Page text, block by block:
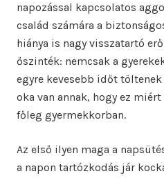
napozással kapcsolatos
család számára a
hiánya is nagy visszatartó
őszinték: nemcsak a
egyre kevesebb időt
oka van annak, hogy ez
főleg gyermekkorban.
Az első ilyen maga a
a napon tartózkodás jár